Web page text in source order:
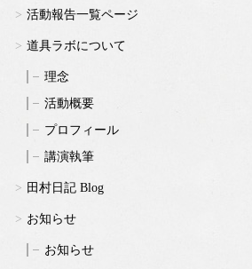
活動報告一覧ページ
道具ラボについて
理念
活動概要
プロフィール
講演執筆
田村日記 Blog
お知らせ
お知らせ